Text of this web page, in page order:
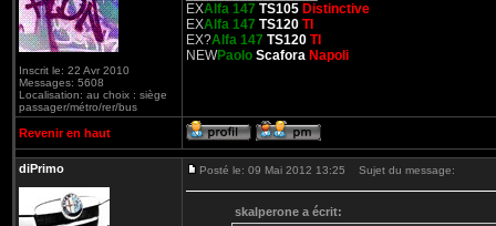
Inscrit le: 22 Avr 2010
Messages: 5608
Localisation: au choix : siège
passager/métro/rer/bus
EXAlfa 147 TS105 Distinctive
EXAlfa 147 TS120 TI
EX?Alfa 147 TS120 TI
NEWPaolo Scafora Napoli
Revenir en haut
diPrimo Posté le: 09 Mai 2012 13:25 Sujet du message:
skalperone a écrit: